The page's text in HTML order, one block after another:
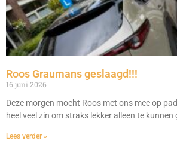
Roos Graumans geslaagd!!!
16 juni 2026
Deze morgen mocht Roos met ons mee op
heel veel zin om straks lekker alleen te
Lees verder »